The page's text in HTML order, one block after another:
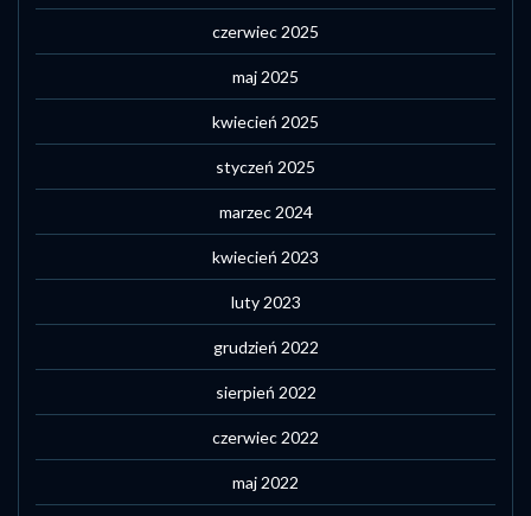
czerwiec 2025
maj 2025
kwiecień 2025
styczeń 2025
marzec 2024
kwiecień 2023
luty 2023
grudzień 2022
sierpień 2022
czerwiec 2022
maj 2022